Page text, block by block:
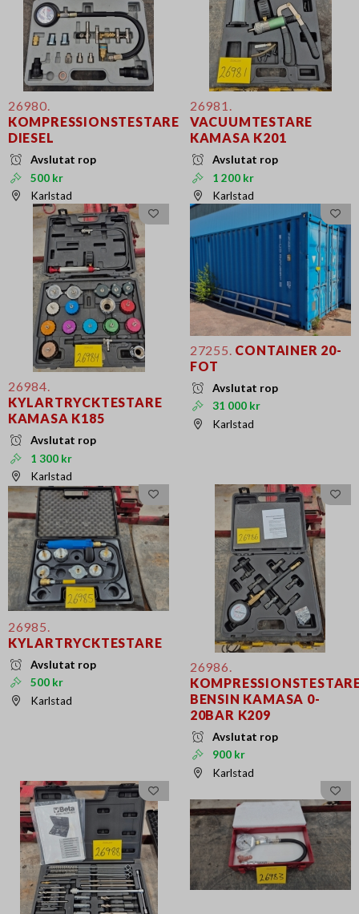
26980.
KOMPRESSIONSTESTARE
DIESEL
Avslutat rop
500 kr
Karlstad
26981.
VACUUMTESTARE
KAMASA K201
Avslutat rop
1 200 kr
Karlstad
26984.
KYLARTRYCKTESTARE
KAMASA K185
Avslutat rop
1 300 kr
Karlstad
27255. CONTAINER 20-
FOT
Avslutat rop
31 000 kr
Karlstad
26985.
KYLARTRYCKTESTARE
Avslutat rop
500 kr
Karlstad
26986.
BENSIN KAMASA 0-
20BAR K209
Avslutat rop
900 kr
Karlstad